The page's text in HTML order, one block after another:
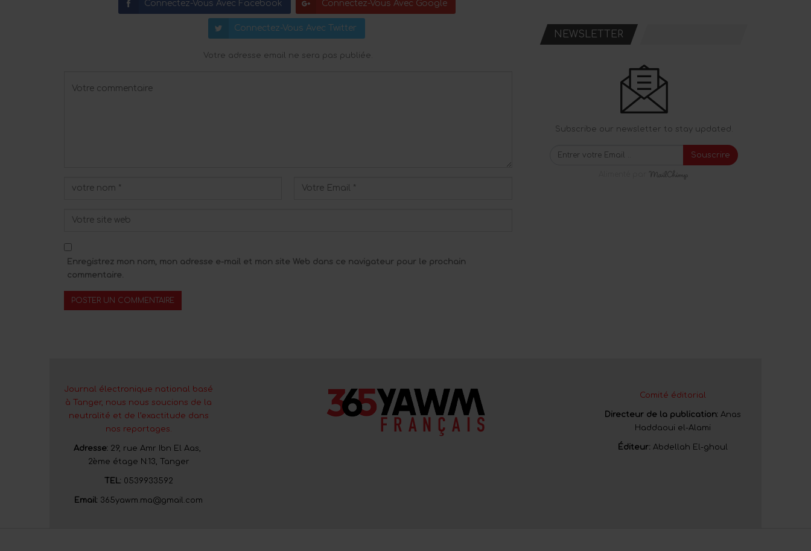
Connectez-Vous Avec Facebook Connectez-Vous Avec Google
Connectez-Vous Avec Twitter
Votre adresse email ne sera pas publiée.
Enregistrez mon nom, mon adresse e-mail et mon site Web dans ce navigateur pour le prochain
commentaire.
NEWSLETTER
Subscribe our newsletter to stay updated.
Souscrire
Journal électronique national basé
à Tanger, nous nous soucions de la
neutralité et de l’exactitude dans
nos reportages.
Adresse: 29, rue Amr Ibn El Aas,
2ème étage N:13, Tanger
TEL: 0539933592
Email: 365yawm.ma@gmail.com
Comité éditorial
Directeur de la publication: Anas
Haddaoui el-Alami
Éditeur: Abdellah El-ghoul